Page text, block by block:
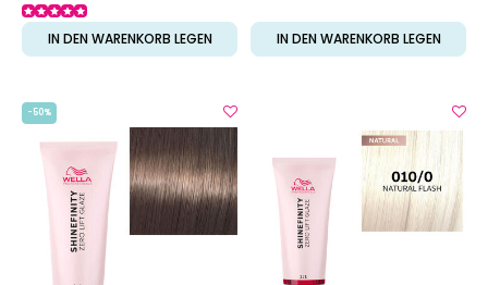
IN DEN WARENKORB LEGEN IN DEN WARENKORB LEGEN
-50%